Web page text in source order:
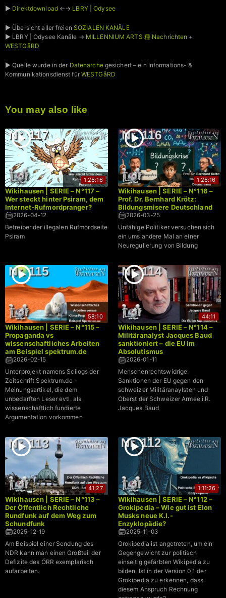
► Direktdownload←→ LBRY | Odysee
► Übersicht aller freien SOZIALEN KANÄLE
► LBRY | Odysee Kanäle → MILLENNIUM ARTS 種 Nachrichten +
WESTGåRD
► Quelle wurde in der Datenarchegesichert – ein Informations- &
Kommunikationsdienst für WESTGåRD
You may also like
1:26:16
Wikihausen | SERIE – N°117 –
Wer steckt hinter Psiram, dem
Internet-Rufmordpranger?
2026-04-12
Betreiber der illegalen Rufmordseite
Psiram
1:26:16
Wikihausen | SERIE – N°116 –
Prof. Dr. Bernhard Krötz:
Bildungsmisere Deutschland
2026-03-25
Unfähige Politiker versuchen sich
ein ums andere Mal an einer
Neuregulierung von Bildung
58:10
Wikihausen | SERIE – N°115 –
Propaganda vs
wissenschaftliches Arbeiten
am Beispiel spektrum.de
2026-02-15
Unterprojekt namens Scilogs der
Zeitschrift Spektrum.de -
Meinungsartikel, die dem
unbedarften Leser evtl. als
wissenschaftlich fundierte
Argumentation vorkommen
44:11
Wikihausen | SERIE – N°114 –
Militäranalyst Jacques Baud
sanktioniert – die EU im
Absolutismus
2026-01-11
Menschenrechtswidrige
Sanktionen der EU gegen den
schweizer Militäranaylsten und
Oberst der Schweizer Armee i.R.
Jacques Baud
41:27
Wikihausen | SERIE – N°113 –
Der Öffentlich Rechtliche
Rundfunk auf dem Weg zum
Schundfunk
2025-12-19
Am Beispiel einer Sendung des
NDR kann man einen Großteil der
Defizite des ÖRR exemplarisch
aufarbeiten.
1:11:26
Wikihausen | SERIE – N°112 –
Grokipedia – Wie gut ist Elon
Musks neue K.I.-
Enzyklopädie?
2025-11-03
Grokipedia ist angetreten, um ein
Gegengewicht zur politisch
einseitig gefärbten Wikipedia zu
bilden. Ist in der Version 0,1 der
Grokipedia zu erkennen, dass
diesem Anspruch Rechnung